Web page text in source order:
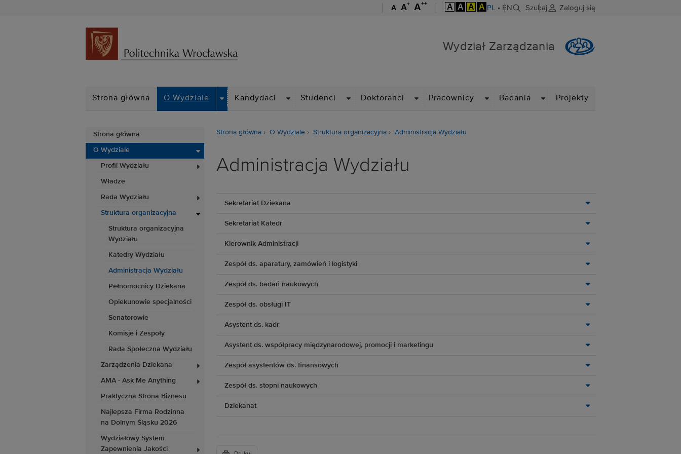
A A+ A++ A A A A PL • EN Szukaj Zaloguj się
Wydział Zarządzania
Strona główna O Wydziale
DROPDOWN
Kandydaci Studenci Doktoranci Pracownicy Badania Projekty
Strona główna
O Wydziale
Profil Wydziału
Władze
Rada Wydziału
Struktura organizacyjna
Struktura organizacyjna
Wydziału
Katedry Wydziału
Administracja Wydziału
Pełnomocnicy Dziekana
Opiekunowie specjalności
Senatorowie
Komisje i Zespoły
Rada Społeczna Wydziału
Zarządzenia Dziekana
AMA - Ask Me Anything
Praktyczna Strona Biznesu
Najlepsza Firma Rodzinna
na Dolnym Śląsku 2026
Wydziałowy System
Zapewnienia Jakości
Strona główna O Wydziale Struktura organizacyjna Administracja Wydziału
Administracja Wydziału
Sekretariat Dziekana
Sekretariat Katedr
Kierownik Administracji
Zespół ds. aparatury, zamówień i logistyki
Zespół ds. badań naukowych
Zespół ds. obsługi IT
Asystent ds. kadr
Asystent ds. współpracy międzynarodowej, promocji i marketingu
Zespół asystentów ds. finansowych
Zespół ds. stopni naukowych
Dziekanat